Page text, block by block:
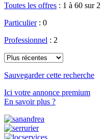
Toutes les offres : 1 à 60 sur 2
Particulier: 0
Professionnel : 2
Sauvegarder cette recherche
Ici votre annonce premium
En savoir plus ?